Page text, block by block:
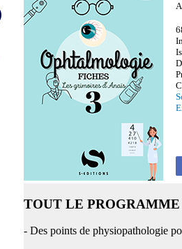
TOUT LE
- Des points de physiopathologie